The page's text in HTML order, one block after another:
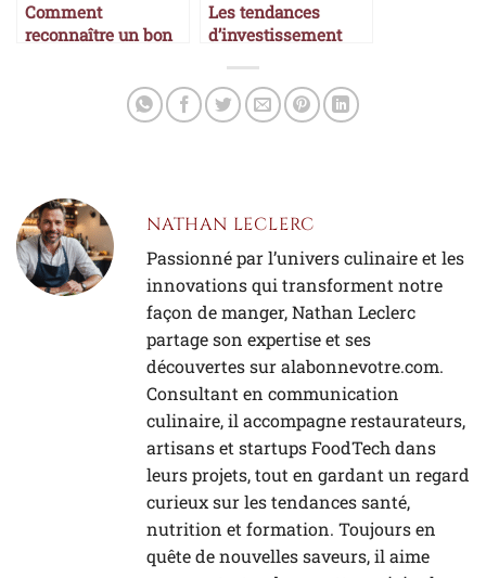
Comment
reconnaître un bon
Les tendances
d’investissement
NATHAN LECLERC
Passionné par l’univers culinaire et les
innovations qui transforment notre
façon de manger, Nathan Leclerc
partage son expertise et ses
découvertes sur alabonnevotre.com.
Consultant en communication
culinaire, il accompagne restaurateurs,
artisans et startups FoodTech dans
leurs projets, tout en gardant un regard
curieux sur les tendances santé,
nutrition et formation. Toujours en
quête de nouvelles saveurs, il aime